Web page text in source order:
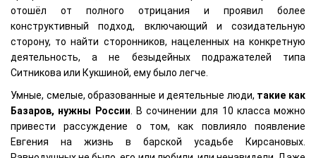
отошёл от полного отрицания и проявил более
конструктивный подход, включающий и созидательную
сторону, то найти сторонников, нацеленных на конкретную
деятельность, а не безыдейных подражателей типа
Ситникова или Кукшиной, ему было легче.
Умные, смелые, образованные и деятельные люди, такие как
Базаров, нужны России. В сочинении для 10 класса можно
привести рассуждение о том, как повлияло появление
Евгения на жизнь в барской усадьбе Кирсановых.